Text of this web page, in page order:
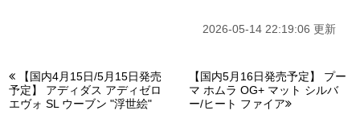
2026-05-14 22:19:06 更新
【国内4月15日/5月15日発売
予定】 アディダス アディゼロ
エヴォ SL ウーブン "浮世絵"
【国内5月16日発売予定】 プー
マ ホムラ OG+ マット シルバ
ー/ヒート ファイア